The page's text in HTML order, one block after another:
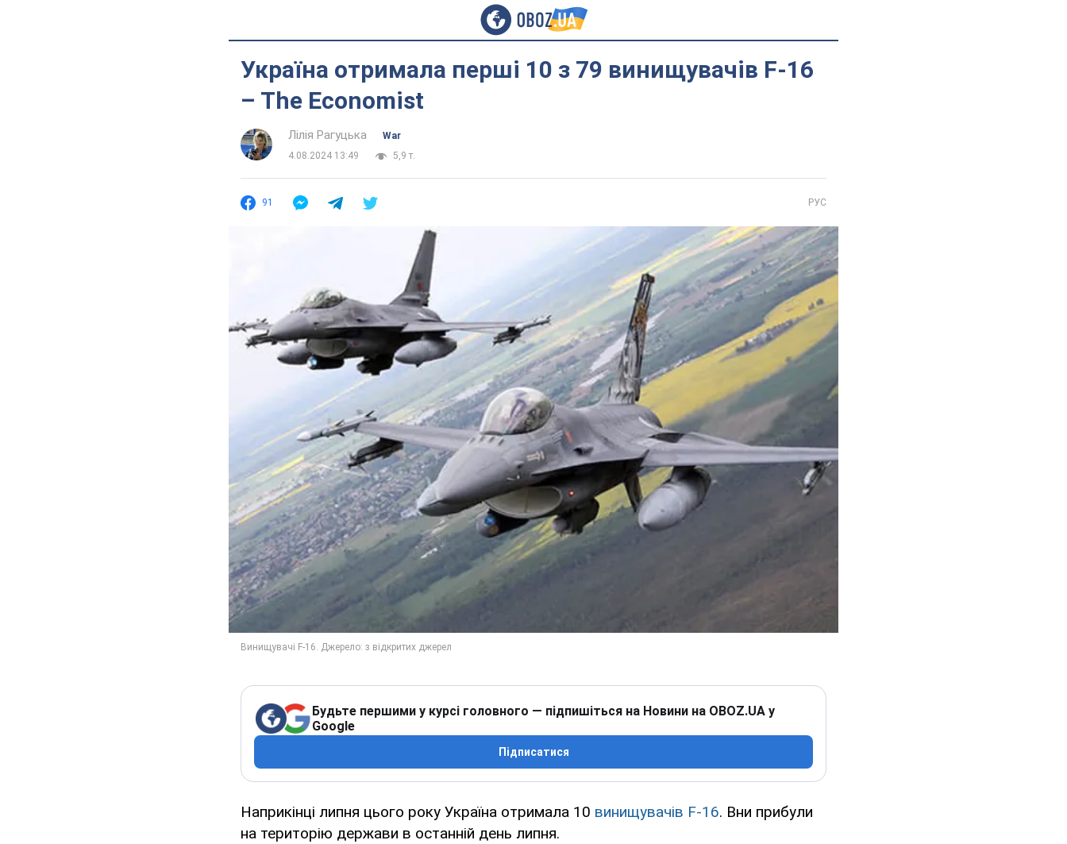
Україна отримала перші 10 з 79 винищувачів F-16
– The Economist
Лілія Рагуцька
War
4.08.2024 13:49
5,9 т.
91 РУС
Будьте першими у курсі головного — підпишіться на Новини на OBOZ.UA у
Google
Підписатися
Наприкінці липня цього року Україна отримала 10 винищувачів F-16. Вни прибули
на територію держави в останній день липня.